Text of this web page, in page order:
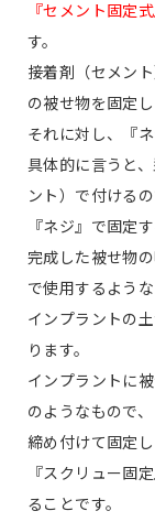
『セメント固定式
す。
接着剤（セメン
の被せ物を固定し
それに対し、
『
具体的に言うと
ント）で付けるの
『ネジ』で固定
完成した被せ物
で使用するよう
インプラントの
ります。
インプラントに
のようなもので、
締め付けて固定し
『スクリュー固
ることです。